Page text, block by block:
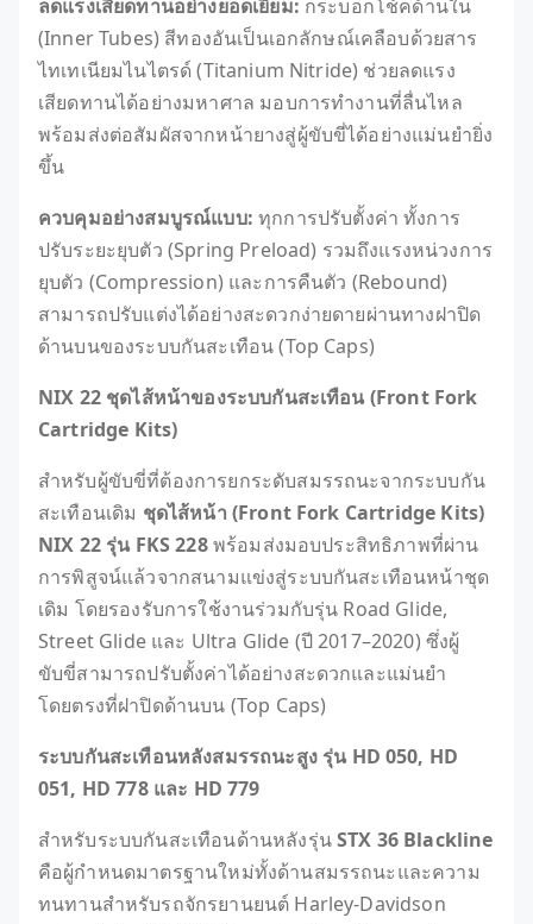
ลดแรงเสียดทานอย่างยอดเยี่ยม: กระบอกโช้คด้านใน
(Inner Tubes) สีทองอันเป็นเอกลักษณ์เคลือบด้วยสาร
ไทเทเนียมไนไตรด์ (Titanium Nitride) ช่วยลดแรง
เสียดทานได้อย่างมหาศาล มอบการทำงานที่ลื่นไหล
พร้อมส่งต่อสัมผัสจากหน้ายางสู่ผู้ขับขี่ได้อย่างแม่นยำยิ่ง
ขึ้น
ควบคุมอย่างสมบูรณ์แบบ:ทุกการปรับตั้งค่า ทั้งการ
ปรับระยะยุบตัว (Spring Preload) รวมถึงแรงหน่วงการ
ยุบตัว (Compression) และการคืนตัว (Rebound)
สามารถปรับแต่งได้อย่างสะดวกง่ายดายผ่านทางฝาปิด
ด้านบนของระบบกันสะเทือน (Top Caps)
NIX 22 ชุดไส้หน้าของระบบกันสะเทือน (Front Fork
Cartridge Kits)
สำหรับผู้ขับขี่ที่ต้องการยกระดับสมรรถนะจากระบบกัน
สะเทือนเดิม ชุดไส้หน้า (Front Fork Cartridge Kits)
NIX 22 รุ่น FKS 228พร้อมส่งมอบประสิทธิภาพที่ผ่าน
การพิสูจน์แล้วจากสนามแข่งสู่ระบบกันสะเทือนหน้าชุด
เดิม โดยรองรับการใช้งานร่วมกับรุ่น Road Glide,
Street Glide และ Ultra Glide (ปี 2017–2020) ซึ่งผู้
ขับขี่สามารถปรับตั้งค่าได้อย่างสะดวกและแม่นยำ
โดยตรงที่ฝาปิดด้านบน (Top Caps)
ระบบกันสะเทือนหลังสมรรถนะสูง รุ่น HD 050, HD
051, HD 778 และ HD 779
สำหรับระบบกันสะเทือนด้านหลังรุ่นSTX 36 Blackline
คือผู้กำหนดมาตรฐานใหม่ทั้งด้านสมรรถนะและความ
ทนทานสำหรับรถจักรยานยนต์ Harley-Davidson